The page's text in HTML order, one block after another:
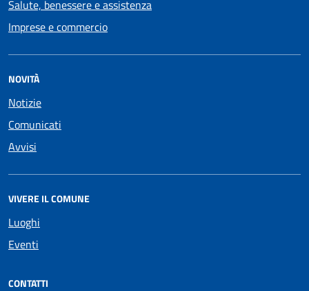
Salute, benessere e assistenza
Imprese e commercio
NOVITÀ
Notizie
Comunicati
Avvisi
VIVERE IL COMUNE
Luoghi
Eventi
CONTATTI